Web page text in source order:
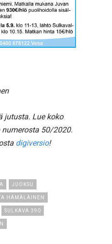
jutusta. Lue koko
50/2020.
digiversio!
JUOKSU
HÄMÄLÄINEN
SULKAVA 390